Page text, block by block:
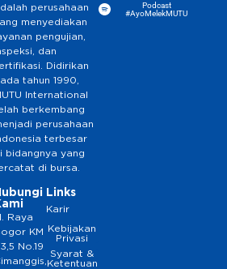
perusahaan
menyediakan
pengujian,
dan
Didirikan
tahun 1990,
International
berkembang
perusahaan
terbesar
bidangnya yang
di bursa.
Raya
KM
No.19
Links
Karir
Kebijakan
Privasi
Syarat &
Ketentuan
Podcast
#AyoMelekMUTU